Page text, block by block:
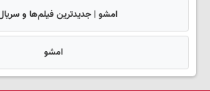
امشو | جدیدترین فیلم‌ها و
امشو